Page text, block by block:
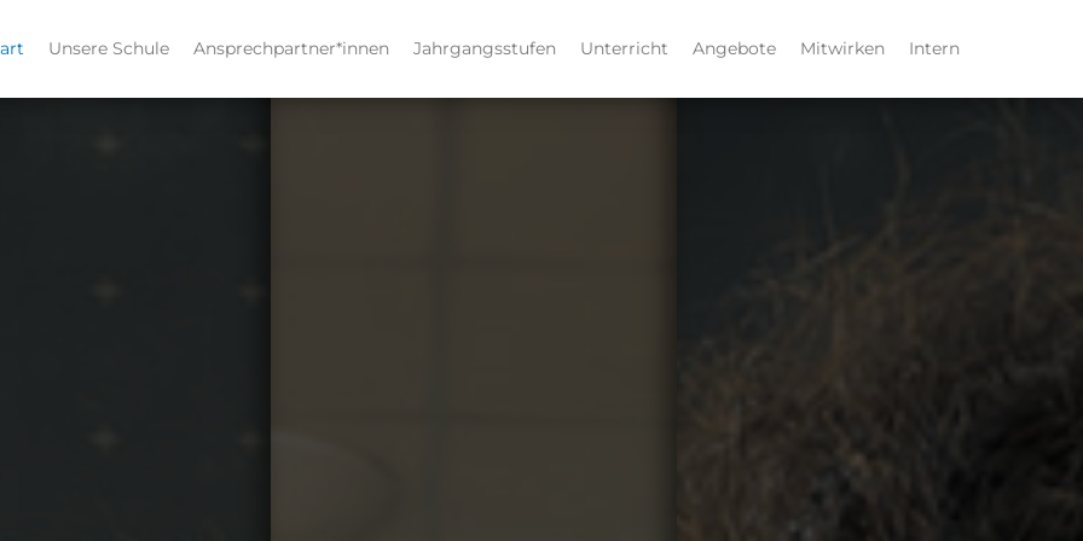
Unsere Schule Ansprechpartner*innen Jahrgangsstufen Unterricht Angebote Mitwirken Intern